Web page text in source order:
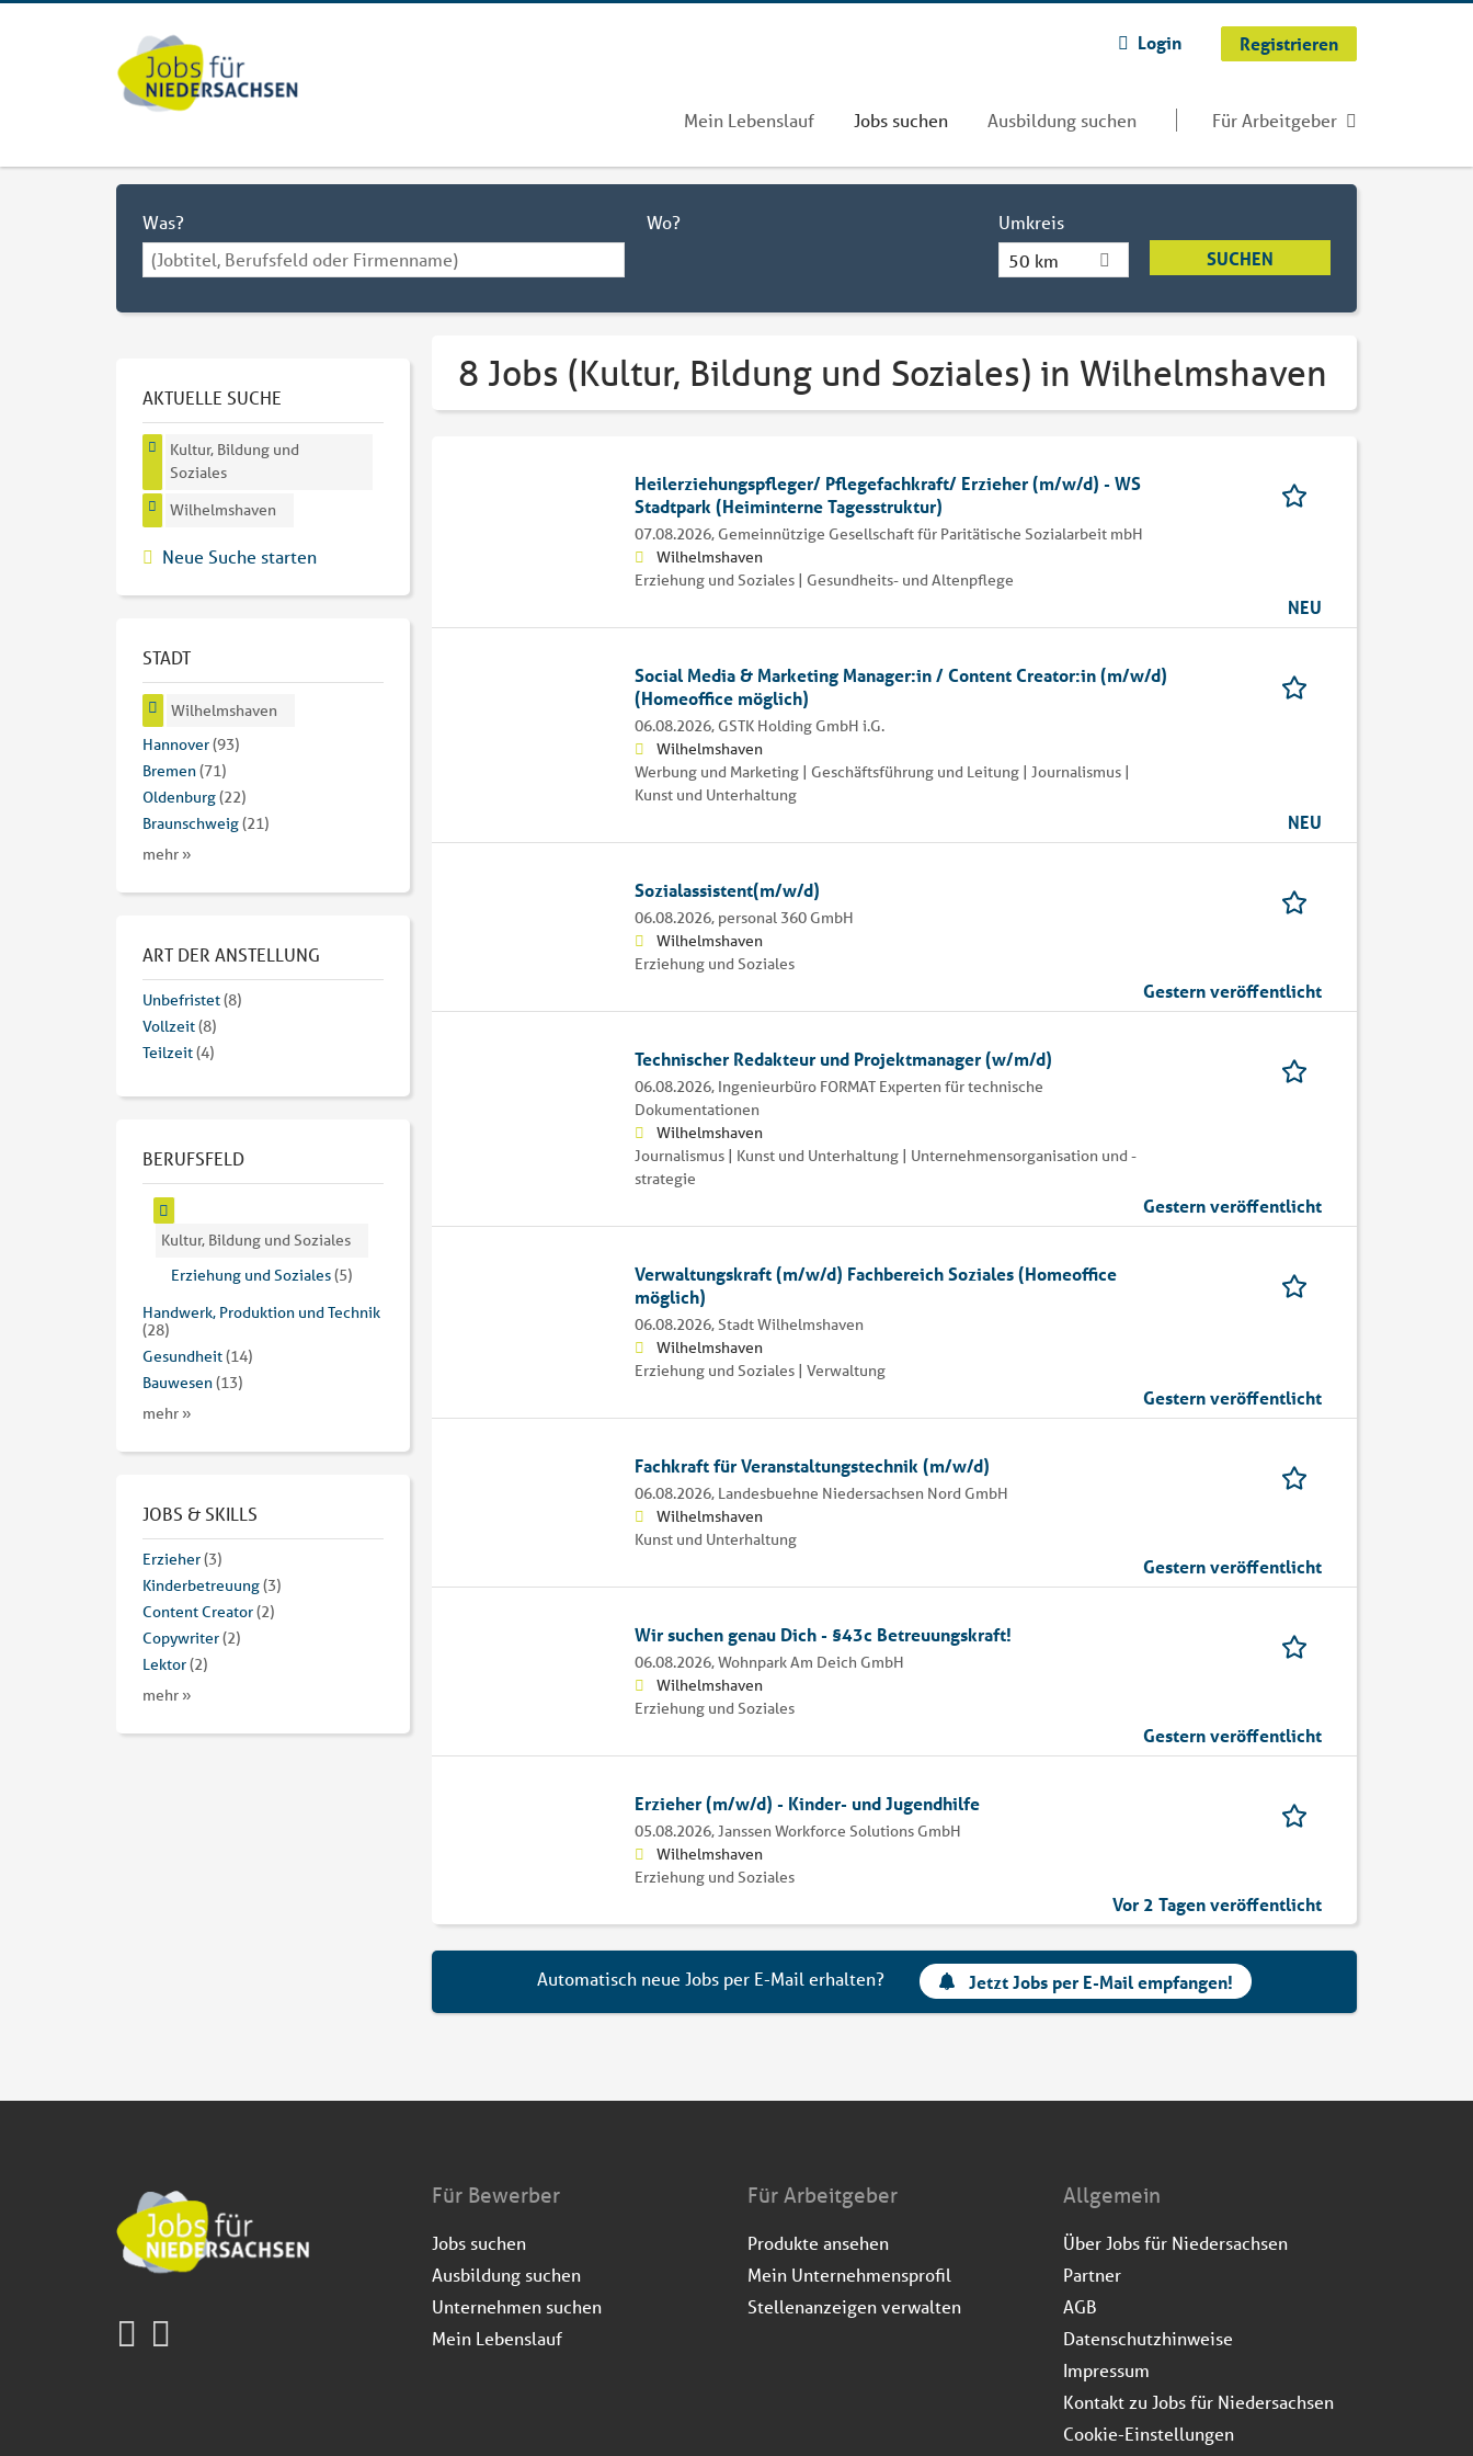
Login Registrieren
Mein Lebenslauf Jobs suchen Ausbildung suchen Für Arbeitgeber
Was? Wo?
Umkreis
50 km
8 Jobs (Kultur, Bildung und Soziales) in Wilhelmshaven
Heilerziehungspfleger/ Pflegefachkraft/ Erzieher (m/w/d) - WS
Stadtpark (Heiminterne Tagesstruktur)
07.08.2026, Gemeinnützige Gesellschaft für Paritätische Sozialarbeit mbH
Wilhelmshaven
Erziehung und Soziales | Gesundheits- und Altenpflege
NEU
Social Media & Marketing Manager:in / Content Creator:in (m/w/d)
(Homeoffice möglich)
06.08.2026, GSTK Holding GmbH i.G.
Wilhelmshaven
Werbung und Marketing | Geschäftsführung und Leitung | Journalismus |
Kunst und Unterhaltung
NEU
Sozialassistent(m/w/d)
06.08.2026, personal 360 GmbH
Wilhelmshaven
Erziehung und Soziales
Gestern veröffentlicht
Technischer Redakteur und Projektmanager (w/m/d)
06.08.2026, Ingenieurbüro FORMAT Experten für technische
Dokumentationen
Wilhelmshaven
Journalismus | Kunst und Unterhaltung | Unternehmensorganisation und -
strategie
Gestern veröffentlicht
Verwaltungskraft (m/w/d) Fachbereich Soziales (Homeoffice
möglich)
06.08.2026, Stadt Wilhelmshaven
Wilhelmshaven
Erziehung und Soziales | Verwaltung
Gestern veröffentlicht
Fachkraft für Veranstaltungstechnik (m/w/d)
06.08.2026, Landesbuehne Niedersachsen Nord GmbH
Wilhelmshaven
Kunst und Unterhaltung
Gestern veröffentlicht
Wir suchen genau Dich - §43c Betreuungskraft!
06.08.2026,Wohnpark Am Deich GmbH
Wilhelmshaven
Erziehung und Soziales
Gestern veröffentlicht
Erzieher (m/w/d) - Kinder- und Jugendhilfe
05.08.2026, Janssen Workforce Solutions GmbH
Wilhelmshaven
Erziehung und Soziales
Vor 2 Tagen veröffentlicht
Automatisch neue Jobs per E-Mail erhalten? Jetzt Jobs per E-Mail empfangen!
AKTUELLE SUCHE
Kultur, Bildung und
Soziales
Wilhelmshaven
Neue Suche starten
STADT
Wilhelmshaven
Hannover(93)
Bremen(71)
Oldenburg(22)
Braunschweig(21)
mehr »
ART DER ANSTELLUNG
Unbefristet(8)
Vollzeit(8)
Teilzeit(4)
BERUFSFELD
Kultur, Bildung und Soziales
Erziehung und Soziales(5)
Handwerk, Produktion und Technik
(28)
Gesundheit(14)
Bauwesen(13)
mehr »
JOBS & SKILLS
Erzieher(3)
Kinderbetreuung(3)
Content Creator(2)
Copywriter(2)
Lektor(2)
mehr »
Für Bewerber
Jobs suchen
Ausbildung suchen
Unternehmen suchen
Mein Lebenslauf
Für Arbeitgeber
Produkte ansehen
Mein Unternehmensprofil
Stellenanzeigen verwalten
Allgemein
Über Jobs für Niedersachsen
Partner
AGB
Datenschutzhinweise
Impressum
Kontakt zu Jobs für Niedersachsen
Cookie-Einstellungen